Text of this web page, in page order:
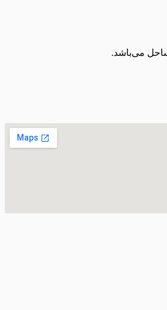
ساحل می‌باشد.